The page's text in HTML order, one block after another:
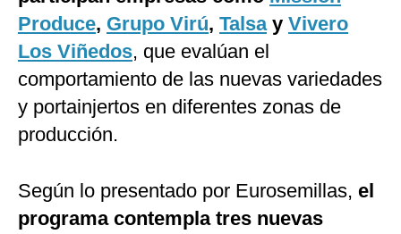
Produce, Grupo Virú, Talsay Vivero
Los Viñedos, que evalúan el
comportamiento de las nuevas variedades
y portainjertos en diferentes zonas de
producción.
Según lo presentado por Eurosemillas, el
programa contempla tres nuevas